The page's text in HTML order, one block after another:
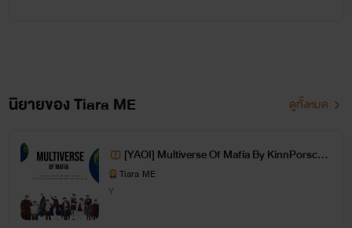
นิยายของ Tiara ME ดูทั้งหมด
[YAOI] Multiverse Of Mafia By KinnPorsche
Story : เมื่อคินน์พอร์ช...?
Tiara ME
Y